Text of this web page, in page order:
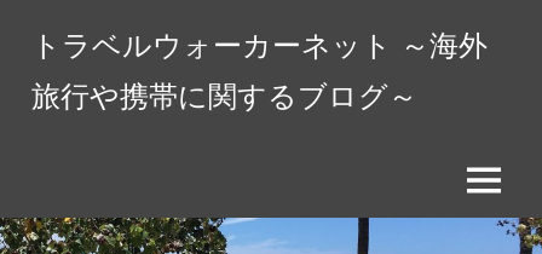
ス
トラベルウォーカーネット ～海外
旅行や携帯に関するブログ～
メ